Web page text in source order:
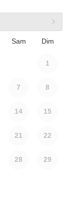
Sam Dim
1
7 8
14 15
21 22
28 29